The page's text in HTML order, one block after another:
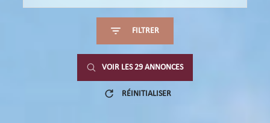
FILTRER
VOIR LES29 ANNONCES
RÉINITIALISER